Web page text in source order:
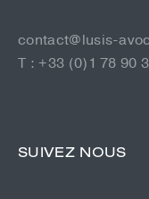
SUIVEZ NOUS
contact@lusis-
T : +33 (0)1 78 90